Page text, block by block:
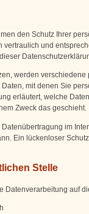
den Schutz Ihrer
vertraulich und
werden
mit denen Sie
erläutert, welche
Zweck das geschieht.
im
Ein lückenloser
Stelle
Datenverarbeitung auf